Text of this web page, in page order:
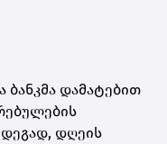
ბანკმა დამატებით
დღეის